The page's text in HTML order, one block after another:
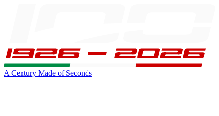
A Century Made of Seconds